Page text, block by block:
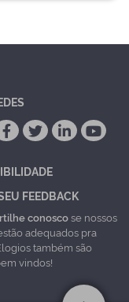
FEEDBACK
conoscose nossos
adequados pra
também são
vindos!